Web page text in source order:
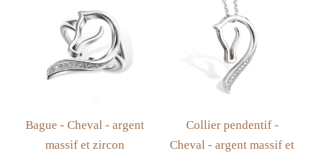
Bague - Cheval - argent
massif et zircon
Collier pendentif -
Cheval - argent massif et